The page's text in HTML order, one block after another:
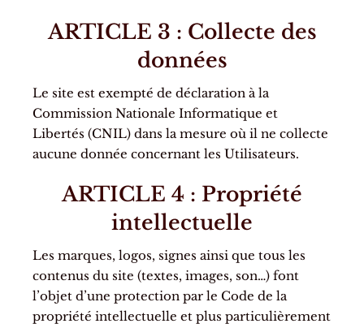
ARTICLE 3 : Collecte des
données
Le site est exempté de déclaration à la
Commission Nationale Informatique et
Libertés (CNIL) dans la mesure où il ne collecte
aucune donnée concernant les Utilisateurs.
ARTICLE 4 : Propriété
intellectuelle
Les marques, logos, signes ainsi que tous les
contenus du site (textes, images, son…) font
l’objet d’une protection par le Code de la
propriété intellectuelle et plus particulièrement